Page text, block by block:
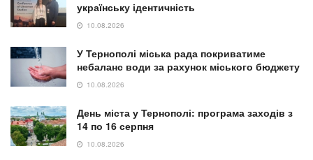
українську ідентичність
10.08.2026
У Тернополі міська рада покриватиме
небаланс води за рахунок міського бюджету
10.08.2026
День міста у Тернополі: програма заходів з
14 по 16 серпня
10.08.2026